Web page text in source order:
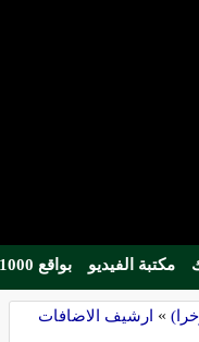
مكتبة الفيديو بواقع 1000زائر يوميا
» ارشيف الاضافات